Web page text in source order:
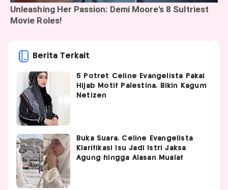
Berita Terkait
5 Potret Celine Evangelista Pakai
Hijab Motif Palestina, Bikin Kagum
Netizen
Buka Suara, Celine Evangelista
Klarifikasi Isu Jadi Istri Jaksa
Agung hingga Alasan Mualaf